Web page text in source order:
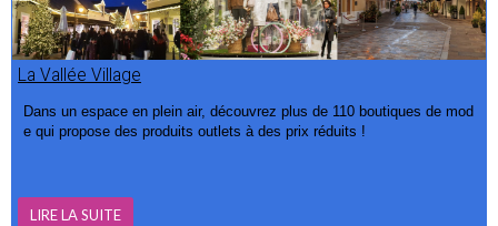
La Vallée Village
Dans un espace en plein air, découvrez plus de 110 boutiques de mod
e qui propose des produits outlets à des prix réduits !
LIRE LA SUITE